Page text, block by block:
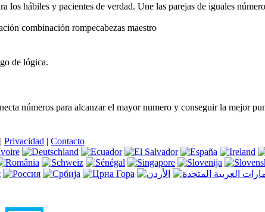
los hábiles y pacientes de verdad. Une las parejas de iguales
combinación rompecabezas maestro
de lógica.
números para alcanzar el mayor numero y conseguir la mejor
| Privacidad | Contacto